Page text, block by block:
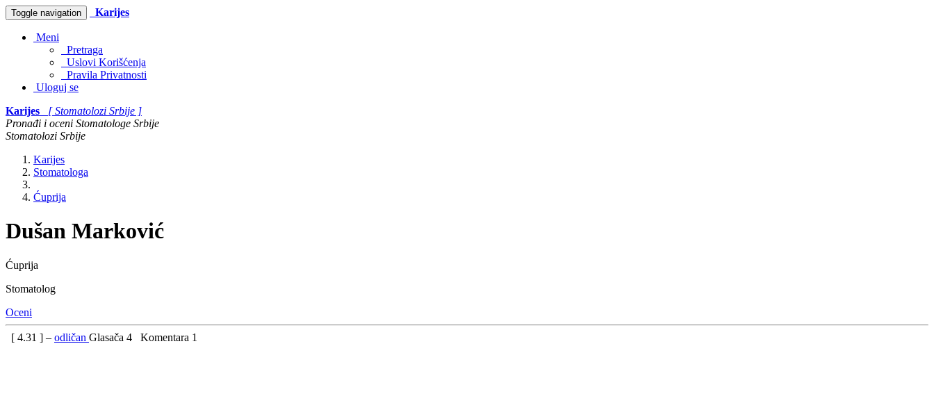
Toggle navigation Karijes
Meni
Pretraga
Uslovi Korišćenja
Pravila Privatnosti
Uloguj se
Karijes
[ Stomatolozi Srbije ]
Pronađi i oceni Stomatologe Srbije
Stomatolozi Srbije
Karijes
Stomatologa
Ćuprija
Dušan Marković
Ćuprija
Stomatolog
Oceni
[ 4.31 ] – odličan Glasača 4 Komentara 1